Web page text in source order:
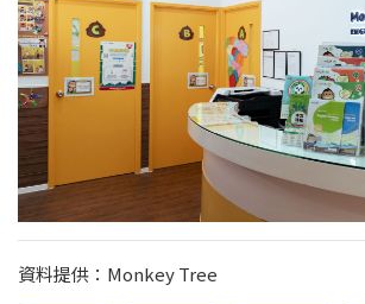
資料提供：Monkey Tree